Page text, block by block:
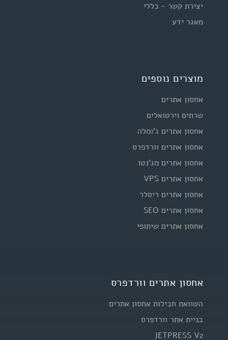
יצירת קשר - כללי
מאגר ידע
מוצרים נוספים
אחסון אתרים
שרתים וירטואלים
אחסון אתרים ג'ומלה
אחסון אתרים וורדפרס
אחסון אתרים מג'נטו
אחסון אתרים VPS
אחסון אתרים ריסלר
אחסון אתרים SEO
אחסון אתרים שיתופי
אחסון אתרים וורדפרס
השוואת חבילות אחסון אתרים
בניית אתר וורדפרס
JETPRESS V2